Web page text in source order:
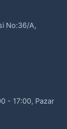
No:36/A,
- 17:00, Pazar